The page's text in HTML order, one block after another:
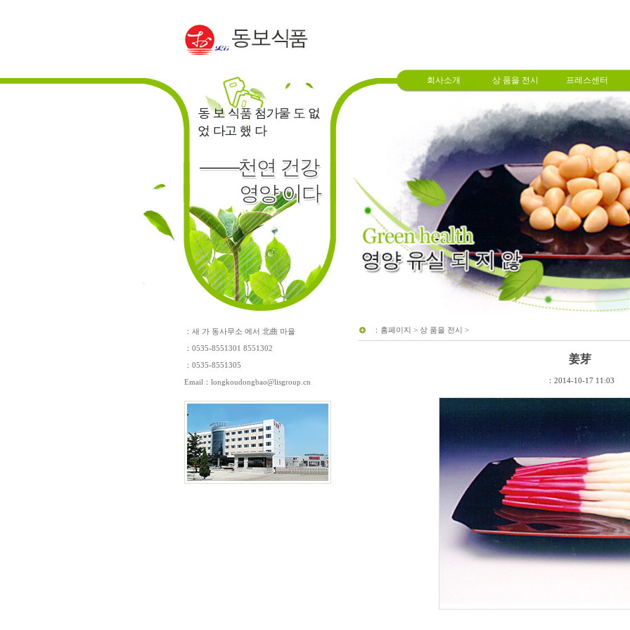
회사소개 상 품을 전시 프레스센터
：새 가 동사무소 에서 北曲 마을
：0535-8551301 8551302
：0535-8551305
Email： longkoudongbao@lisgroup.cn
： 홈페이지 > 상 품을 전시 >
姜芽
：2014-10-17 11:03